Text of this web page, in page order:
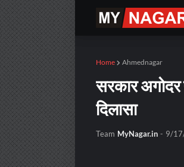
Home Ahmednagar
सरकार अगोदर
दिलासा
Team MyNagar.in - 9/